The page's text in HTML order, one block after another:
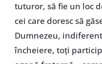
tuturor, să fie un loc
cei care doresc să
Dumnezeu,
încheiere, toți